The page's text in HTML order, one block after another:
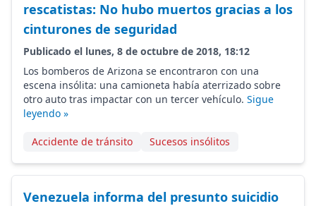
rescatistas: No hubo muertos gracias a los
cinturones de seguridad
Publicado el lunes, 8 de octubre de 2018, 18:12
Los bomberos de Arizona se encontraron con una
escena insólita: una camioneta había aterrizado sobre
otro auto tras impactar con un tercer vehículo. Sigue
leyendo »
Accidente de tránsito Sucesos insólitos
Venezuela informa del presunto suicidio